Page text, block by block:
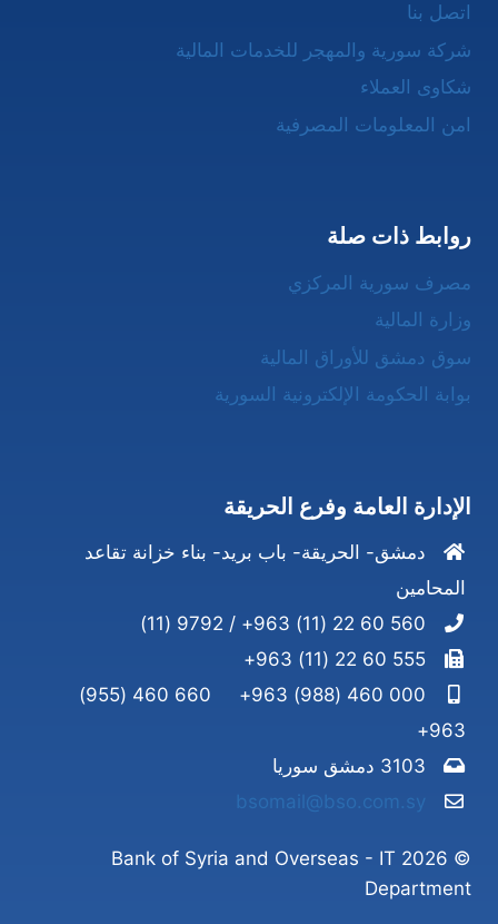
اتصل بنا
شركة سورية والمهجر للخدمات المالية
شكاوى العملاء
امن المعلومات المصرفية
روابط ذات صلة
مصرف سورية المركزي
وزارة المالية
سوق دمشق للأوراق المالية
بوابة الحكومة الإلكترونية السورية
الإدارة العامة وفرع الحريقة
دمشق- الحريقة- باب بريد- بناء خزانة تقاعد
المحامين
560 60 22 (11) 963+ / 9792 (11)
555 60 22 (11) 963+
000 460 (988) 963+
660 460 (955)
963+
3103 دمشق سوريا
bsomail@bso.com.sy
© 2026 Bank of Syria and Overseas - IT
Department